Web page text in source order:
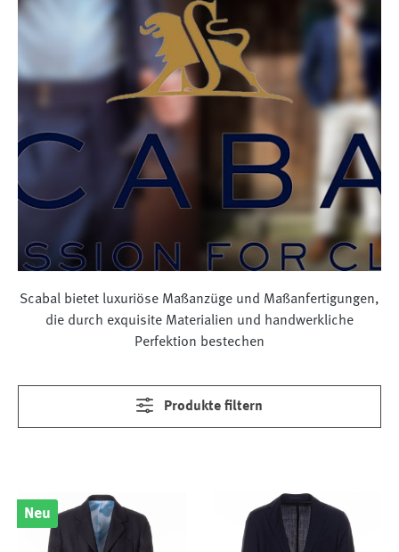
Scabal bietet luxuriöse Maßanzüge und Maßanfertigungen,
die durch exquisite Materialien und handwerkliche
Perfektion bestechen
Produkte filtern
Neu